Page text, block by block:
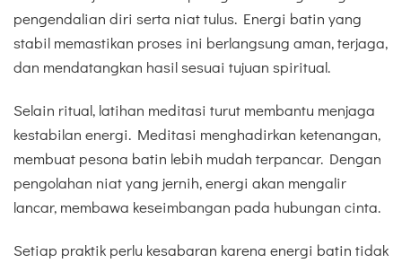
pengendalian diri serta niat tulus. Energi batin yang
stabil memastikan proses ini berlangsung aman, terjaga,
dan mendatangkan hasil sesuai tujuan spiritual.
Selain ritual, latihan meditasi turut membantu menjaga
kestabilan energi. Meditasi menghadirkan ketenangan,
membuat pesona batin lebih mudah terpancar. Dengan
pengolahan niat yang jernih, energi akan mengalir
lancar, membawa keseimbangan pada hubungan cinta.
Setiap praktik perlu kesabaran karena energi batin tidak